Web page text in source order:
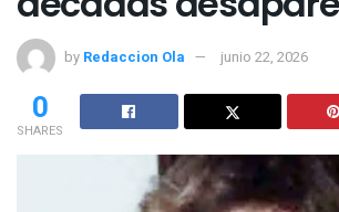
by Redaccion Ola junio 22, 2026
0
SHARES